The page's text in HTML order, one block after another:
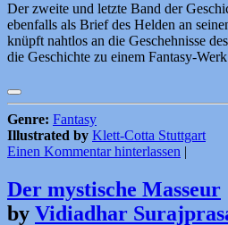
Der zweite und letzte Band der
ebenfalls als Brief des Helden an
knüpft nahtlos an die Geschehnisse
die Geschichte zu einem Fantasy-
Genre: Fantasy
Illustrated by Klett-Cotta Stuttgart
Einen Kommentar hinterlassen |
Der mystische Masseur
by Vidiadhar